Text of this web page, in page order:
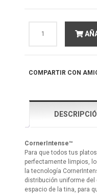
Beko
cubiertos.
COMPARTIR CON
CornerIntense™
Para que todos tus
perfectamente limpios,
la tecnología
distribución uniforme del
espacio de la tina, para